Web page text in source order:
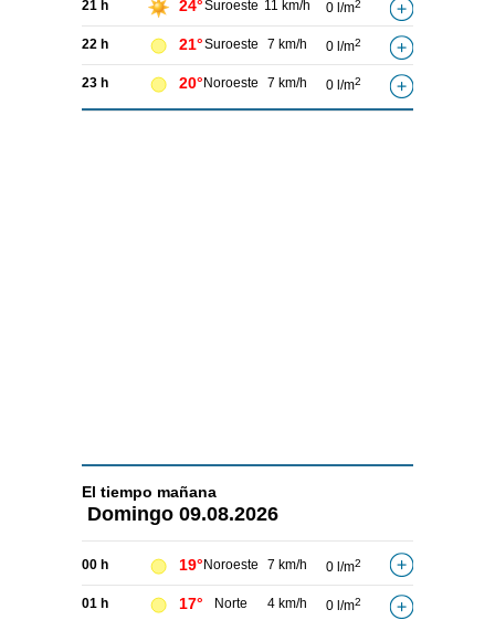
21 h 24°Suroeste 11 km/h 0 l/m2
22 h 21°Suroeste 7 km/h 0 l/m2
23 h 20° Noroeste 7 km/h 0 l/m2
El tiempo mañana
Domingo 09.08.2026
00 h 19° Noroeste 7 km/h 0 l/m2
01 h 17° Norte 4 km/h 0 l/m2